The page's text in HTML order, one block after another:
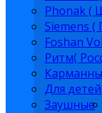
Phonak (
Siemens (
Foshan
Ритм(
Для детей
Заушные